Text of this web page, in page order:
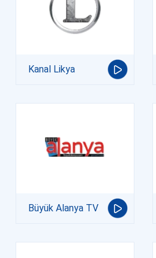
Kanal Likya
Büyük Alanya TV